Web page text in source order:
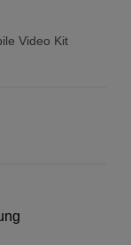
Video Kit